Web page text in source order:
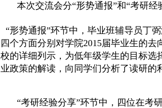
本次交流会分“形势通报”和“考研经
“形势通报”环节中，毕业班辅导员丁
四个方面分别对学院2015届毕业生的去
校的详细列示，为低年级学生的目标
业政策的解读，向同学们分析了读研的
“考研经验分享”环节中，四位在考